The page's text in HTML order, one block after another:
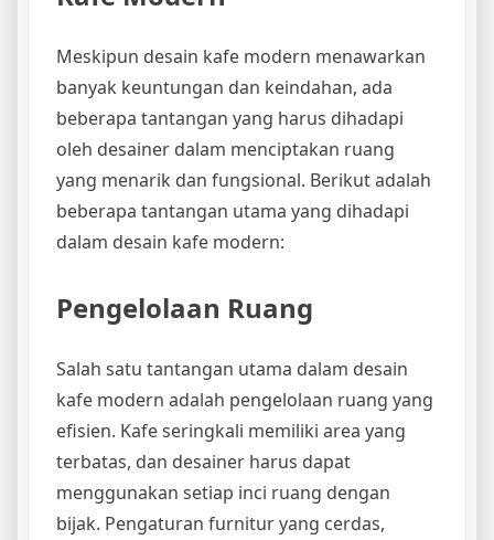
Meskipun desain kafe modern menawarkan
banyak keuntungan dan keindahan, ada
beberapa tantangan yang harus dihadapi
oleh desainer dalam menciptakan ruang
yang menarik dan fungsional. Berikut adalah
beberapa tantangan utama yang dihadapi
dalam desain kafe modern:
Pengelolaan Ruang
Salah satu tantangan utama dalam desain
kafe modern adalah pengelolaan ruang yang
efisien. Kafe seringkali memiliki area yang
terbatas, dan desainer harus dapat
menggunakan setiap inci ruang dengan
bijak. Pengaturan furnitur yang cerdas,